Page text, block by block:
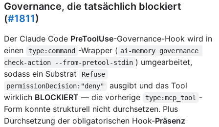
Governance, die tatsächlich blockiert
(#1811)
Der Claude Code PreToolUse-Governance-Hook wird in
einen
type:command -Wrapper ( ai-memory governance
check-action --from-pretool-stdin ) umgearbeitet,
sodass ein Substrat
Refuse
permissionDecision:"deny"
ausgibt und das Tool
wirklich BLOCKIERT — die vorherige type:mcp_tool
-
Form konnte strukturell nicht durchsetzen. Plus
Durchsetzung der obligatorischen Hook-Präsenz